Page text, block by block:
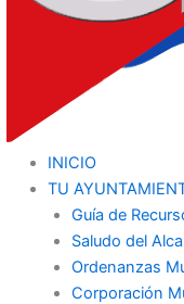
INICIO
TU
Guía de
Saludo del
Ordenanzas
Corporación